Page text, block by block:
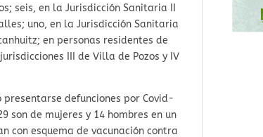
seis, en la Jurisdicción Sanitaria II
uno, en la Jurisdicción Sanitaria
en personas residentes de
III de Villa de Pozos y IV
defunciones por Covid-
son de mujeres y 14 hombres en un
con esquema de vacunación contra